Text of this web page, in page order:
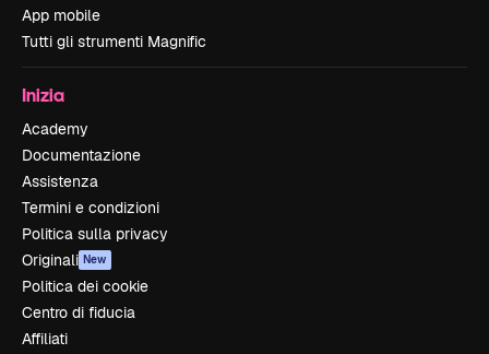
App mobile
Tutti gli strumenti Magnific
Inizia
Academy
Documentazione
Assistenza
Termini e condizioni
Politica sulla privacy
Originali New
Politica dei cookie
Centro di fiducia
Affiliati